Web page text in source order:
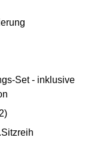
Set - inklusive